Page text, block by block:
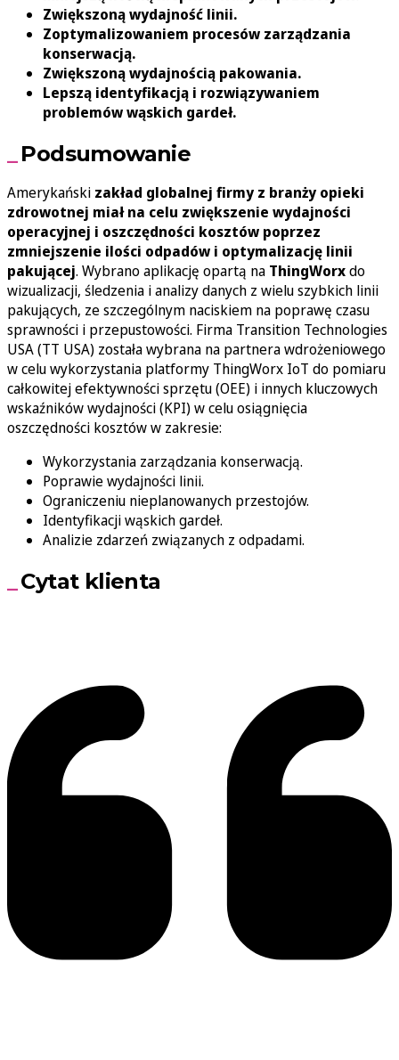
Zwiększoną wydajność linii.
Zoptymalizowaniem procesów zarządzania
konserwacją.
Zwiększoną wydajnością pakowania.
Lepszą identyfikacją i rozwiązywaniem
problemów wąskich gardeł.
Podsumowanie
Amerykański zakład globalnej firmy z branży opieki
zdrowotnej miał na celu zwiększenie wydajności
operacyjnej i oszczędności kosztów poprzez
zmniejszenie ilości odpadów i optymalizację linii
pakującej. Wybrano aplikację opartą na ThingWorxdo
wizualizacji, śledzenia i analizy danych z wielu szybkich linii
pakujących, ze szczególnym naciskiem na poprawę czasu
sprawności i przepustowości. Firma Transition Technologies
USA (TT USA) została wybrana na partnera wdrożeniowego
w celu wykorzystania platformy ThingWorx IoT do pomiaru
całkowitej efektywności sprzętu (OEE) i innych kluczowych
wskaźników wydajności (KPI) w celu osiągnięcia
oszczędności kosztów w zakresie:
Wykorzystania zarządzania konserwacją.
Poprawie wydajności linii.
Ograniczeniu nieplanowanych przestojów.
Identyfikacji wąskich gardeł.
Analizie zdarzeń związanych z odpadami.
Cytat klienta